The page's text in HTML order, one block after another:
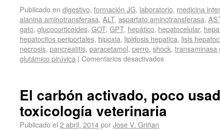
Publicado en digestivo, formación JG, laboratorio, medicina
alanina aminotransferasa, ALT, aspartato aminotransferasa,
gato, glucocorticoides, GOT, GPT, hepático, hepatocelular,
hepatocitos periportales, hipoxia, lipidosis hepatica, lisis
necrosis, pancreatitis, paracetamol, perro, shock, transaminasa
glutámico pirúvica | Comentarios desactivados
El carbón activado, poco
toxicología veterinaria
Publicado el 2 abril, 2014porJose V. Griñan